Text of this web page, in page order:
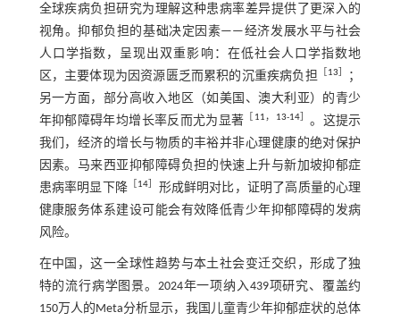
全球疾病负担研究为理解这种患病率差异提供了更深入的
视角。抑郁负担的基础决定因素——经济发展水平与社会
人口学指数，呈现出双重影响：在低社会人口学指数地
区，主要体现为因资源匮乏而累积的沉重疾病负担
13
；
另一方面，部分高收入地区（如美国、澳大利亚）的青少
年抑郁障碍年均增长率反而尤为显著
11， 13-14］ 。这提示
我们，经济的增长与物质的丰裕并非心理健康的绝对保护
因素。马来西亚抑郁障碍负担的快速上升与新加坡抑郁症
患病率明显下降［ 14
形成鲜明对比，证明了高质量的心理
健康服务体系建设可能会有效降低青少年抑郁障碍的发病
风险。
在中国，这一全球性趋势与本土社会变迁交织，形成了独
特的流行病学图景。2024年一项纳入439项研究、覆盖约
150万人的Meta分析显示，我国儿童青少年抑郁症状的总体